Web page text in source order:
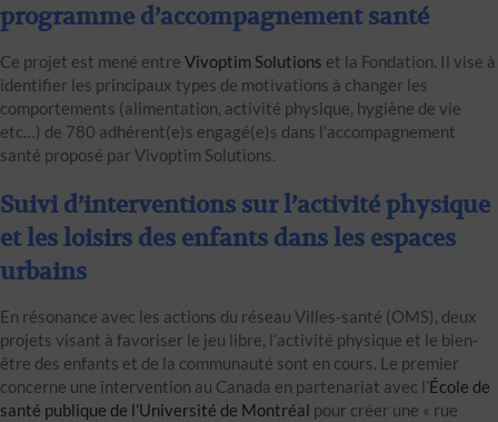
programme d’accompagnement santé
Ce projet est mené entre Vivoptim Solutions et la Fondation. Il vise à
identifier les principaux types de motivations à changer les
comportements (alimentation, activité physique, hygiène de vie
etc…) de 780 adhérent(e)s engagé(e)s dans l’accompagnement
santé proposé par Vivoptim Solutions.
Suivi d’interventions sur l’activité physique
et les loisirs des enfants dans les espaces
urbains
En résonance avec les actions du réseau Villes-santé (OMS), deux
projets visant à favoriser le jeu libre, l’activité physique et le bien-
être des enfants et de la communauté sont en cours. Le premier
concerne une intervention au Canada en partenariat avec l’École de
santé publique de l’Université de Montréal pour créer une « rue